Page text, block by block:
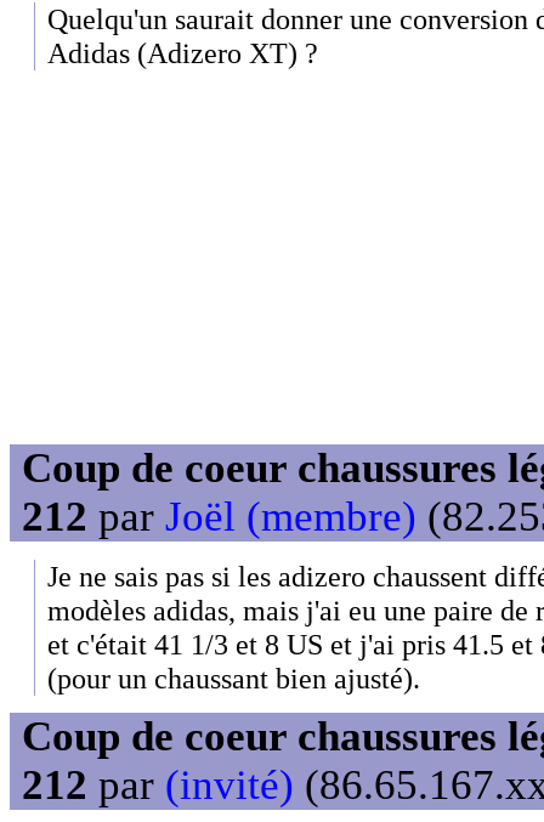
Quelqu'un saurait donner une conversion
Adidas (Adizero XT) ?
Coup de coeur chaussures
212 par Joël (membre)
Je ne sais pas si les adizero chaussent
modèles adidas, mais j'ai eu une paire de
et c'était 41 1/3 et 8 US et j'ai pris 41.5
(pour un chaussant bien ajusté).
Coup de coeur chaussures
212 par (invité)